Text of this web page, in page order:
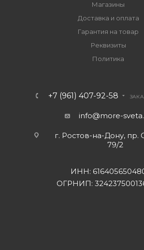
Магазины
Доставка и оплата
Гарантия на товар
Реквизиты
Политика
+7 (961) 407-92-58
info@more-
г. Ростов-на-Дону, пр.
79/2
ИНН:
ОГРНИП: